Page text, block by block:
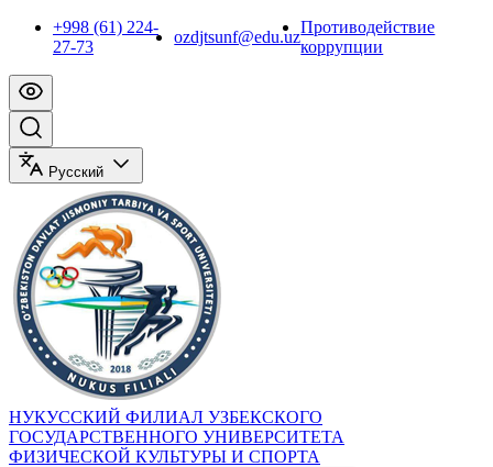
+998 (61) 224-
27-73
ozdjtsunf@edu.uz
Противодействие
коррупции
Русский
НУКУССКИЙ ФИЛИАЛ УЗБЕКСКОГО
ГОСУДАРСТВЕННОГО УНИВЕРСИТЕТА
ФИЗИЧЕСКОЙ КУЛЬТУРЫ И СПОРТА